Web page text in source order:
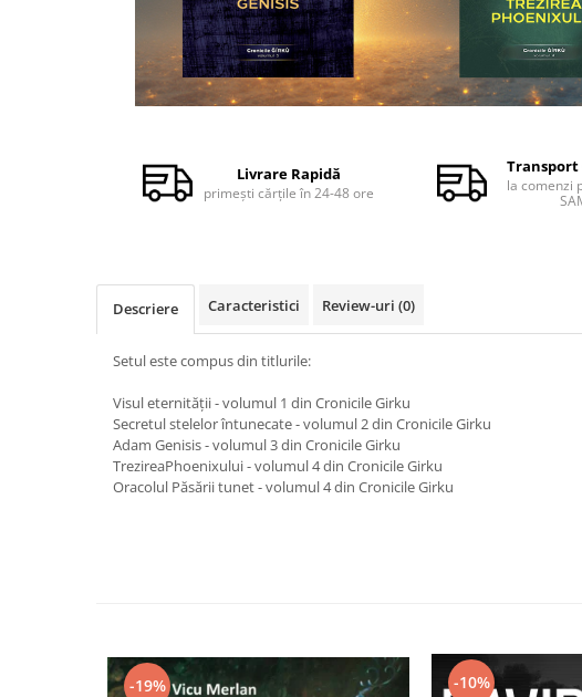
Seria Helena Blavatsky
Creștinism
Relații de cuplu
Facebook
Livrare Rapidă
primești cărțile în 24-48 ore
la comenzi
Descriere Caracteristici Review-uri (0)
Setul este compus din titlurile:
Visul eternității - volumul 1 din Cronicile Girku
Secretul stelelor întunecate - volumul 2 din Cronicile Girku
Adam Genisis - volumul 3 din Cronicile Girku
TrezireaPhoenixului - volumul 4 din Cronicile Girku
Oracolul Păsării tunet - volumul 4 din Cronicile Girku
-19% -10%